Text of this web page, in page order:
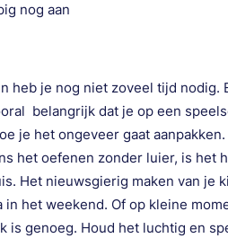
nog aan
heb je nog niet zoveel tijd nodig.
belangrijk dat je op een
je het ongeveer gaat
het oefenen zonder luier, is het
Het nieuwsgierig maken van je
in het weekend. Of op kleine
is genoeg. Houd het luchtig en